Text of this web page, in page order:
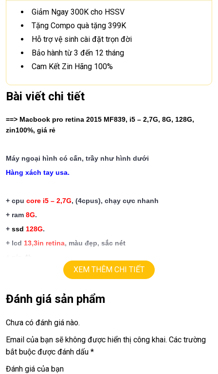
Giảm Ngay 300K cho HSSV
Tặng Compo quà tặng 399K
Hỗ trợ vệ sinh cài đặt trọn đời
Bảo hành từ 3 đến 12 tháng
Cam Kết Zin Hãng 100%
Bài viết chi tiết
==> Macbook pro retina 2015 MF839, i5 – 2,7G, 8G, 128G,
zin100%, giá rẻ
Máy ngoại hình có cấn, trầy như hình dưới
Hàng xách tay usa.
+ cpu core i5 – 2,7G, (4cpus), chạy cực nhanh
+ ram 8G.
+ ssd 128G.
+ lcd 13,3in retina, màu đẹp, sắc nét
Iris 1.5G
, mạnh, mát
+Webcam, Blutooth, usb 3.0, HDMI, thunder port
Giá:12.9tr
===============================================
LAPTOP TRIỀU PHÁT – UY TÍN – CHẤT LƯỢNG – GIÁ RẺ.
XEM THÊM CHI TIẾT
Đánh giá sản phẩm
Chưa có đánh giá nào.
Email của bạn sẽ không được hiển thị công khai. Các trường
bắt buộc được đánh dấu *
Đánh giá của bạn